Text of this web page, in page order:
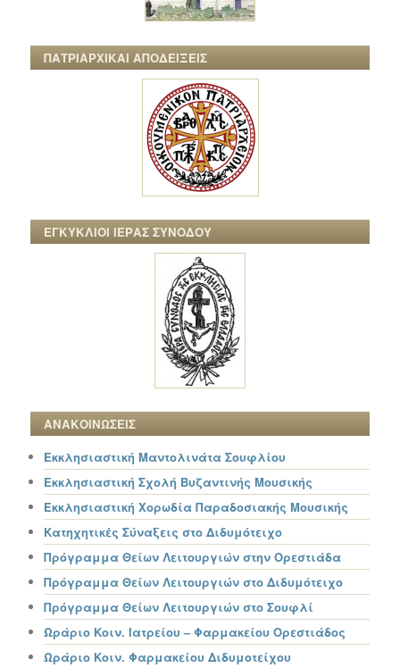
ΠΑΤΡΙΑΡΧΙΚΑΙ ΑΠΟΔΕΙΞΕΙΣ
ΕΓΚΥΚΛΙΟΙ ΙΕΡΑΣ ΣΥΝΟΔΟΥ
ΑΝΑΚΟΙΝΩΣΕΙΣ
Εκκλησιαστική Μαντολινάτα Σουφλίου
Εκκλησιαστική Σχολή Βυζαντινής Μουσικής
Εκκλησιαστική Χορωδία Παραδοσιακής Μουσικής
Κατηχητικές Σύναξεις στο Διδυμότειχο
Πρόγραμμα Θείων Λειτουργιών στην Ορεστιάδα
Πρόγραμμα Θείων Λειτουργιών στο Διδυμότειχο
Πρόγραμμα Θείων Λειτουργιών στο Σουφλί
Ωράριο Κοιν. Ιατρείου – Φαρμακείου Ορεστιάδος
Ωράριο Κοιν. Φαρμακείου Διδυμοτείχου